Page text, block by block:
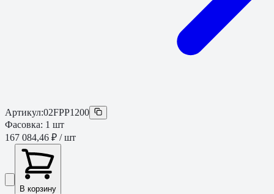
Артикул:02FPP1200
Фасовка: 1 шт
167 084,46 ₽ / шт
В корзину